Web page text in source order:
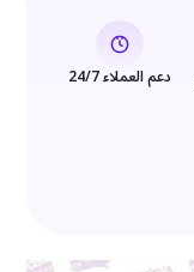
دعم العملاء 24/7